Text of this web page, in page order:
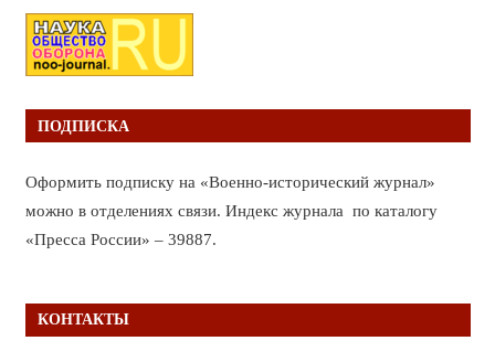
ПОДПИСКА
Оформить подписку на «Военно-исторический журнал»
можно в отделениях связи. Индекс журнала по каталогу
«Пресса России» – 39887.
КОНТАКТЫ